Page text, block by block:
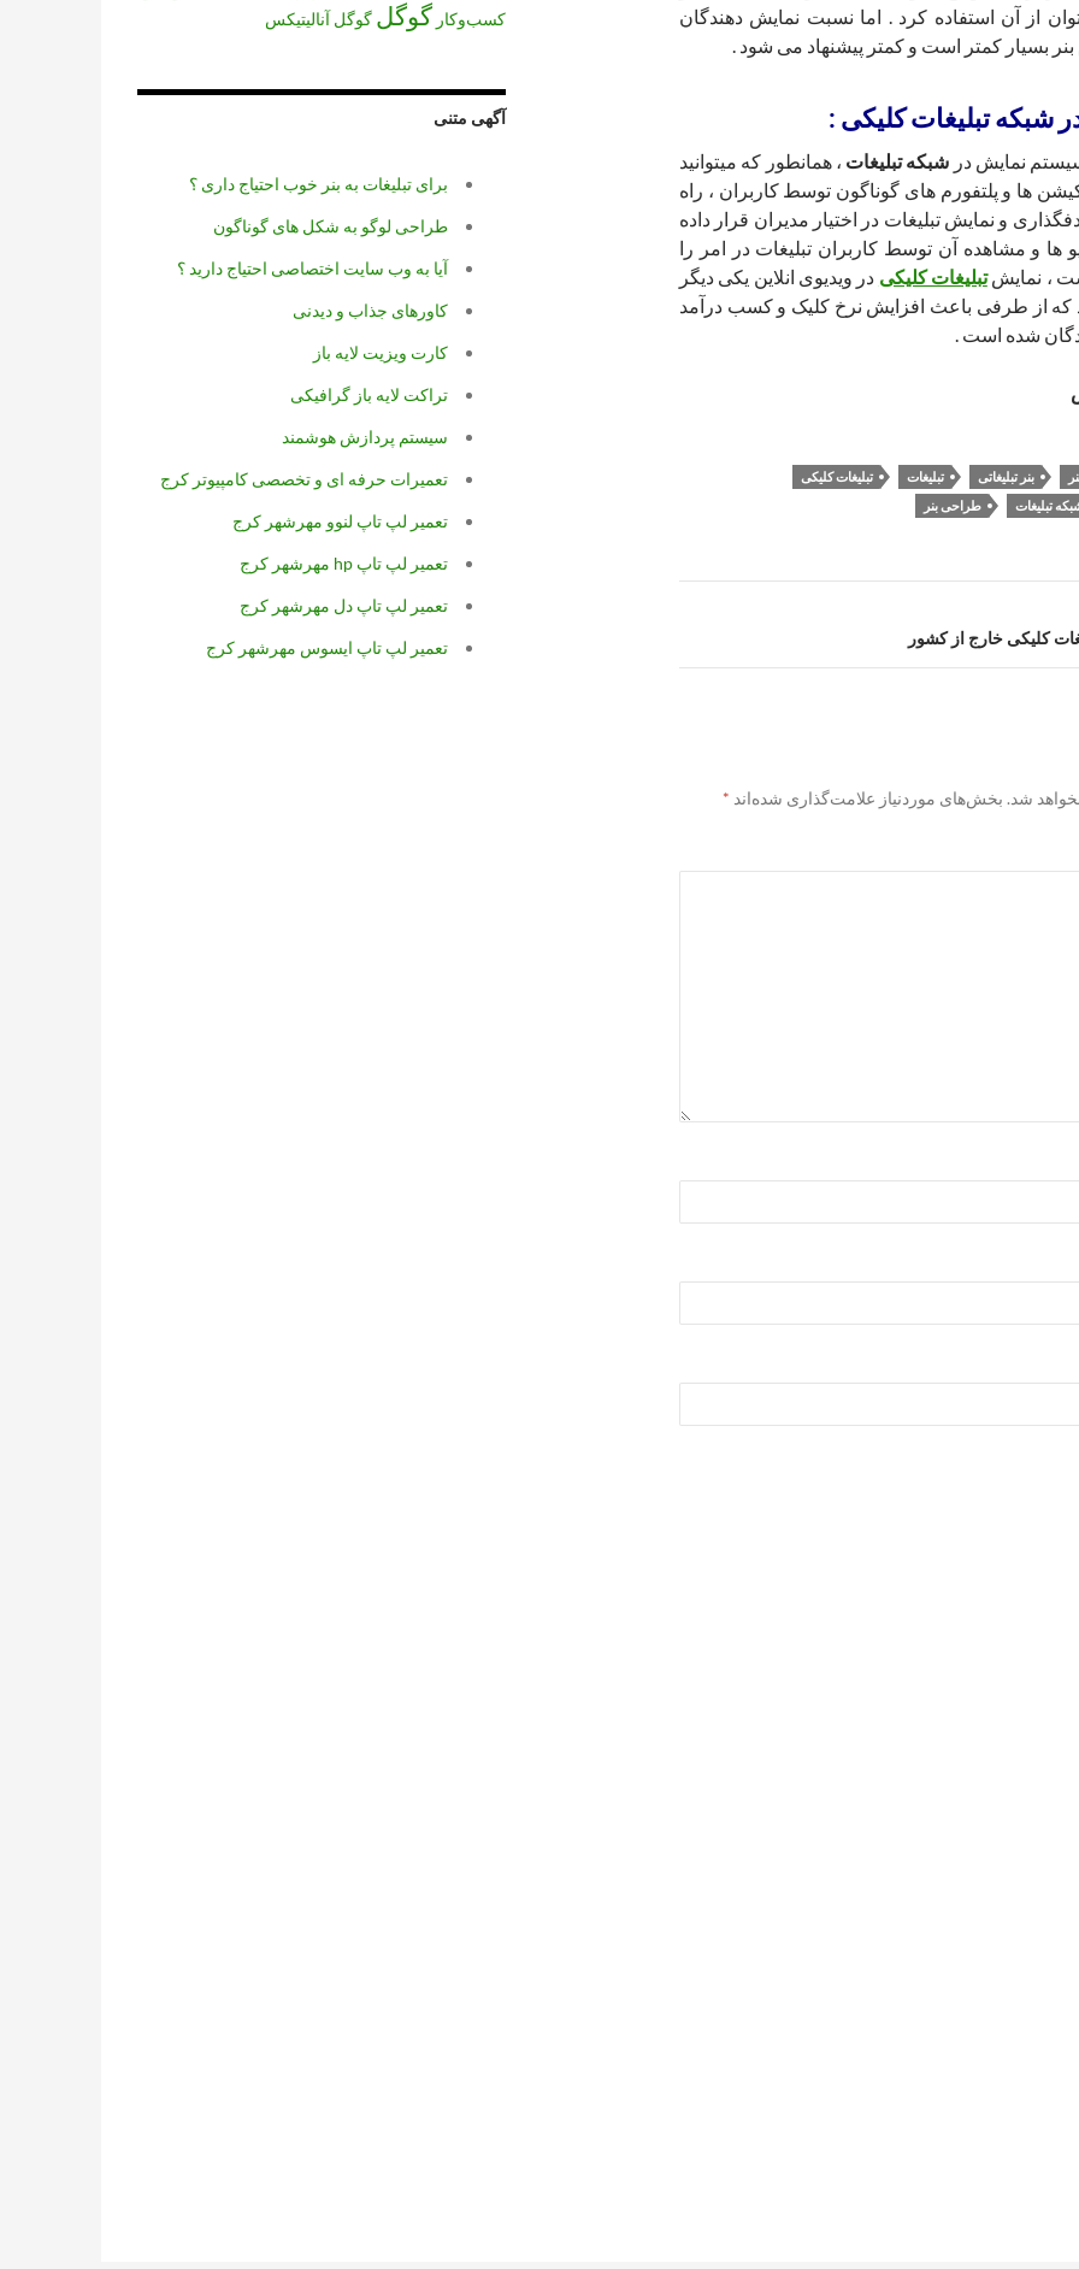
از آن استفاده کرد . اما نسبت نمایش دهندگان
بنر بسیار کمتر است و کمتر پیشنهاد می شود .
شبکه تبلیغات کلیکی :
نمایش در شبکه تبلیغات ، همانطور که میتوانید
ها و پلتفورم های گوناگون توسط کاربران ، راه
و نمایش تبلیغات در اختیار مدیران قرار داده
ها و مشاهده آن توسط کاربران تبلیغات در امر را
، نمایشتبلیغات کلیکی در ویدیوی انلاین یکی دیگر
که از طرفی باعث افزایش نرخ کلیک و کسب درآمد
شده است .
بنر تبلیغاتی تبلیغات
تبلیغات کلیکی
تبلیغات طراحی بنر
کلیکی خارج از کشور
شد. بخش‌های موردنیاز علامت‌گذاری شده‌اند *
کسب‌وکار گوگل گوگل آنالیتیکس
آگهی متنی
برای تبلیغات به بنر خوب احتیاج داری ؟
طراحی لوگو به شکل های گوناگون
آیا به وب سایت اختصاصی احتیاج دارید ؟
کاورهای جذاب و دیدنی
کارت ویزیت لایه باز
تراکت لایه باز گرافیکی
سیستم پردازش هوشمند
تعمیرات حرفه ای و تخصصی کامپیوتر کرج
تعمیر لپ تاپ لنوو مهرشهر کرج
تعمیر لپ تاپ hp مهرشهر کرج
تعمیر لپ تاپ دل مهرشهر کرج
تعمیر لپ تاپ ایسوس مهرشهر کرج